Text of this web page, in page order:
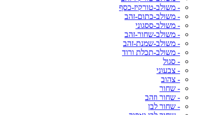
- משולב-טורקיז-כסף
- משולב-כתום-זהב
- משולב-ססגוני
- משולב-שחור-זהב
- משולב-שמנת-זהב
- משולב-תכלת ורוד
- סגול
- צבעוני
- צהוב
- שחור
- שחור וזהב
- שחור לבן